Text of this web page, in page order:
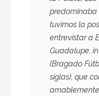
predominaba
tuvimos la
entrevistar a
Guadalupe,
(Bragado
siglas), que